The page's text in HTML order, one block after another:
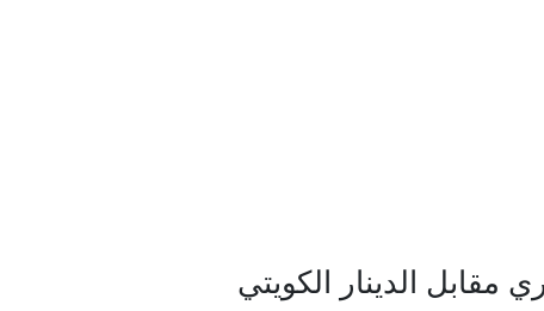
مقابل الدينار الكويتي